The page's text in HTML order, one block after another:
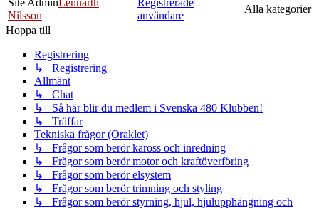
Nilsson
användare
Alla kategorier
Hoppa till
Registrering
↳ Registrering
Allmänt
↳ Chat
↳ Så här blir du medlem i Svenska 480 Klubben!
↳ Träffar
Tekniska frågor (Oraklet)
↳ Frågor som berör kaross och inredning
↳ Frågor som berör motor och kraftöverföring
↳ Frågor som berör elsystem
↳ Frågor som berör trimning och styling
↳ Frågor som berör styrning, hjul, hjulupphängning och